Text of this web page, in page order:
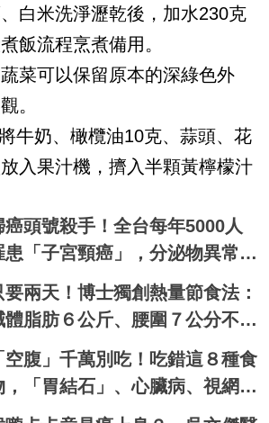
白米洗淨瀝乾後，加水230克
飯流程烹煮備用。
菜可以保留原本的深綠色外
。
牛奶、橄欖油10克、蒜頭、花
入果汁機，擠入半顆黃檸檬汁
癌頭號殺手！全台每年5000人
患「子宮頸癌」，分泌物異常
8症狀」不可不知｜每日健康He
要兩天！博士獨創熱量節食法：
體脂肪６公斤、腰圍７公分不用
年，免挨餓也好好瘦｜每日健康
空腹」千萬別吃！吃錯這８種食
，「胃結石」、心臟病、視網膜
變全上身｜每日健康Health